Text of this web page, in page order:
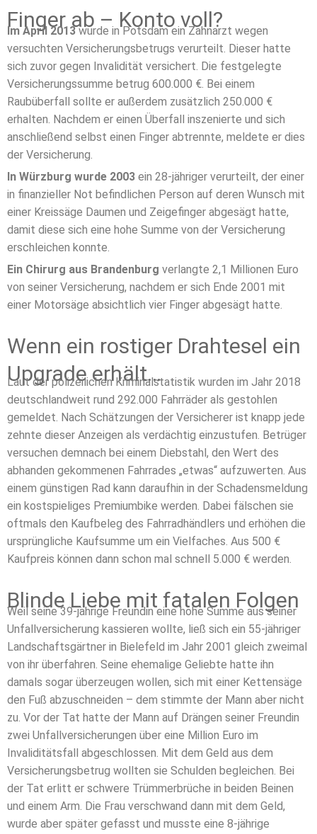
Finger ab – Konto voll?
Im April 2013wurde in Potsdam ein Zahnarzt wegen
versuchten Versicherungsbetrugs verurteilt. Dieser hatte
sich zuvor gegen Invalidität versichert. Die festgelegte
Versicherungssumme betrug 600.000 €. Bei einem
Raubüberfall sollte er außerdem zusätzlich 250.000 €
erhalten. Nachdem er einen Überfall inszenierte und sich
anschließend selbst einen Finger abtrennte, meldete er dies
der Versicherung.
In Würzburg wurde 2003 ein 28-jähriger verurteilt, der einer
in finanzieller Not befindlichen Person auf deren Wunsch mit
einer Kreissäge Daumen und Zeigefinger abgesägt hatte,
damit diese sich eine hohe Summe von der Versicherung
erschleichen konnte.
Ein Chirurg aus Brandenburg verlangte 2,1 Millionen Euro
von seiner Versicherung, nachdem er sich Ende 2001 mit
einer Motorsäge absichtlich vier Finger abgesägt hatte.
Wenn ein rostiger Drahtesel ein
Upgrade erhält…
Laut der polizeilichen Kriminalstatistik wurden im Jahr 2018
deutschlandweit rund 292.000 Fahrräder als gestohlen
gemeldet. Nach Schätzungen der Versicherer ist knapp jede
zehnte dieser Anzeigen als verdächtig einzustufen. Betrüger
versuchen demnach bei einem Diebstahl, den Wert des
abhanden gekommenen Fahrrades „etwas“ aufzuwerten. Aus
einem günstigen Rad kann daraufhin in der Schadensmeldung
ein kostspieliges Premiumbike werden. Dabei fälschen sie
oftmals den Kaufbeleg des Fahrradhändlers und erhöhen die
ursprüngliche Kaufsumme um ein Vielfaches. Aus 500 €
Kaufpreis können dann schon mal schnell 5.000 € werden.
Blinde Liebe mit fatalen Folgen
Weil seine 39-jährige Freundin eine hohe Summe aus seiner
Unfallversicherung kassieren wollte, ließ sich ein 55-jähriger
Landschaftsgärtner in Bielefeld im Jahr 2001 gleich zweimal
von ihr überfahren. Seine ehemalige Geliebte hatte ihn
damals sogar überzeugen wollen, sich mit einer Kettensäge
den Fuß abzuschneiden – dem stimmte der Mann aber nicht
zu. Vor der Tat hatte der Mann auf Drängen seiner Freundin
zwei Unfallversicherungen über eine Million Euro im
Invaliditätsfall abgeschlossen. Mit dem Geld aus dem
Versicherungsbetrug wollten sie Schulden begleichen. Bei
der Tat erlitt er schwere Trümmerbrüche in beiden Beinen
und einem Arm. Die Frau verschwand dann mit dem Geld,
wurde aber später gefasst und musste eine 8-jährige